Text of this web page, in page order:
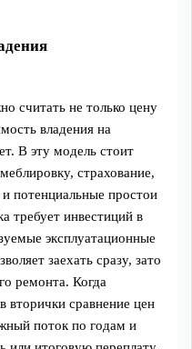
считать не только цену
владения на
В эту модель стоит
страхование,
потенциальные простои
требует инвестиций в
эксплуатационные
заехать сразу, зато
ремонта. Когда
вторички сравнение цен
поток по годам и